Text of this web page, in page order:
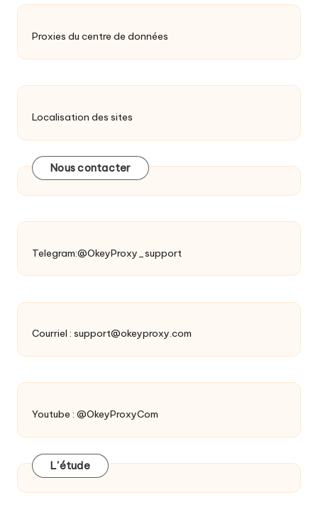
Proxies du centre de données
Localisation des sites
Nous contacter
Telegram:@OkeyProxy_support
Courriel : support@okeyproxy.com
Youtube : @OkeyProxyCom
L'étude